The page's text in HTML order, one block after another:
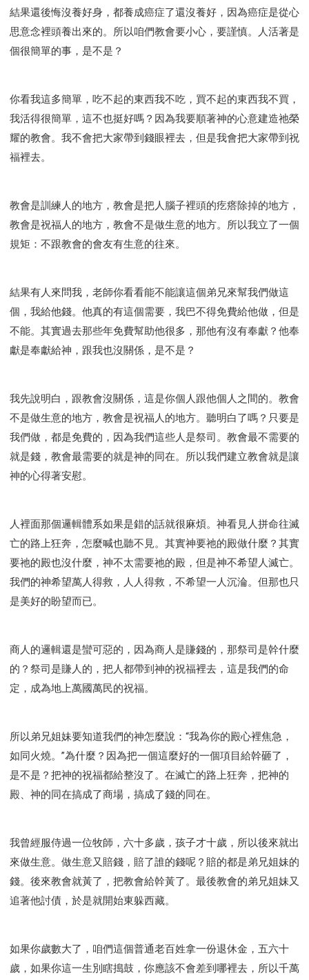
結果還後悔沒養好身，都養成癌症了還沒養好，因為癌症是從心
思意念裡頭養出來的。所以咱們教會要小心，要謹慎。人活著是
個很簡單的事，是不是？
你看我這多簡單，吃不起的東西我不吃，買不起的東西我不買，
我活得很簡單，這不也挺好嗎？因為我要順著神的心意建造祂榮
耀的教會。我不會把大家帶到錢眼裡去，但是我會把大家帶到祝
福裡去。
教會是訓練人的地方，教會是把人腦子裡頭的疙瘩除掉的地方，
教會是祝福人的地方，教會不是做生意的地方。所以我立了一個
規矩：不跟教會的會友有生意的往來。
結果有人來問我，老師你看看能不能讓這個弟兄來幫我們做這
個，我給他錢。他真的有這個需要，我巴不得免費給他做，但是
不能。其實過去那些年免費幫助他很多，那他有沒有奉獻？他奉
獻是奉獻給神，跟我也沒關係，是不是？
我先說明白，跟教會沒關係，這是你個人跟他個人之間的。教會
不是做生意的地方，教會是祝福人的地方。聽明白了嗎？只要是
我們做，都是免費的，因為我們這些人是祭司。教會最不需要的
就是錢，教會最需要的就是神的同在。所以我們建立教會就是讓
神的心得著安慰。
人裡面那個邏輯體系如果是錯的話就很麻煩。神看見人拼命往滅
亡的路上狂奔，怎麼喊也聽不見。其實神要祂的殿做什麼？其實
要祂的殿也沒什麼，神不太需要祂的殿，但是神不希望人滅亡。
我們的神希望萬人得救，人人得救，不希望一人沉淪。但那也只
是美好的盼望而已。
商人的邏輯還是蠻可惡的，因為商人是賺錢的，那祭司是幹什麼
的？祭司是賺人的，把人都帶到神的祝福裡去，這是我們的命
定，成為地上萬國萬民的祝福。
所以弟兄姐妹要知道我們的神怎麼說：“我為你的殿心裡焦急，
如同火燒。”為什麼？因為把一個這麼好的一個項目給幹砸了，
是不是？把神的祝福都給整沒了。在滅亡的路上狂奔，把神的
殿、神的同在搞成了商場，搞成了錢的同在。
我曾經服侍過一位牧師，六十多歲，孩子才十歲，所以後來就出
來做生意。做生意又賠錢，賠了誰的錢呢？賠的都是弟兄姐妹的
錢。後來教會就黃了，把教會給幹黃了。最後教會的弟兄姐妹又
追著他討債，於是就開始東躲西藏。
如果你歲數大了，咱們這個普通老百姓拿一份退休金，五六十
歲，如果你這一生別瞎搗鼓，你應該不會差到哪裡去，所以千萬